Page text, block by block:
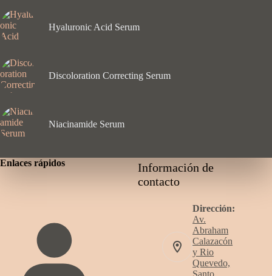
Hyaluronic Acid Serum
Discoloration Correcting Serum
Niacinamide Serum
Enlaces rápidos
Información de
contacto
Dirección:
Av.
Abraham
Calazacón
y Rio
Quevedo,